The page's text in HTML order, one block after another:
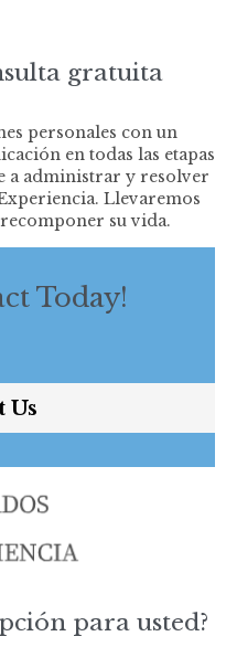
gratuita
personales con un
en todas las etapas
a administrar y resolver
Llevaremos
su vida.
Today!
Us
para usted?